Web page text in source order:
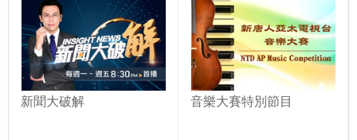
新聞大破解 音樂大賽特別節目